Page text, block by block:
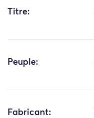
Titre:
Peuple:
Fabricant: